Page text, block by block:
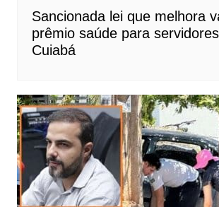
Sancionada lei que melhora
prêmio saúde para
Cuiabá